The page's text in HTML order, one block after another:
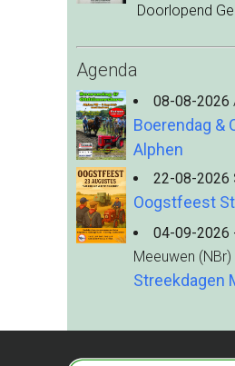
Doorlopend
Agenda
08-08-2026
Boerendag &
Alphen
22-08-2026
Oogstfeest
04-09-2026
Meeuwen (NBr)
Streekdagen